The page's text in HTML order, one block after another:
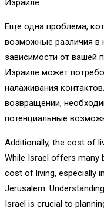
Израиле.
Еще одна проблема,
возможные различия в
зависимости от вашей
Израиле может
налаживания
возвращении,
потенциальные
Additionally, the cost of
While Israel offers many
cost of living, especially
Jerusalem.
Israel is crucial to